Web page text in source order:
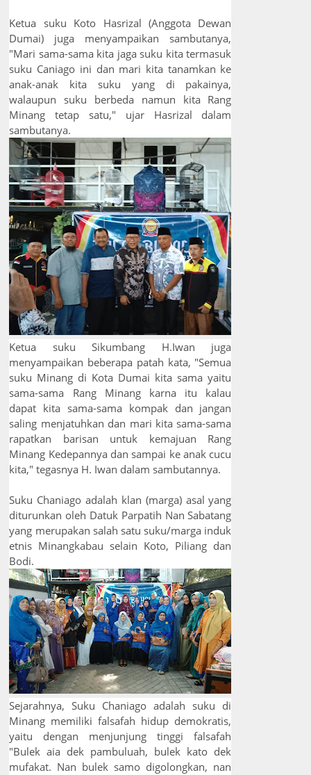
Ketua suku Koto Hasrizal (Anggota Dewan
Dumai) juga menyampaikan sambutanya,
"Mari sama-sama kita jaga suku kita termasuk
suku Caniago ini dan mari kita tanamkan ke
anak-anak kita suku yang di pakainya,
walaupun suku berbeda namun kita Rang
Minang tetap satu," ujar Hasrizal dalam
sambutanya.
Ketua suku Sikumbang H.Iwan juga
menyampaikan beberapa patah kata, "Semua
suku Minang di Kota Dumai kita sama yaitu
sama-sama Rang Minang karna itu kalau
dapat kita sama-sama kompak dan jangan
saling menjatuhkan dan mari kita sama-sama
rapatkan barisan untuk kemajuan Rang
Minang Kedepannya dan sampai ke anak cucu
kita," tegasnya H. Iwan dalam sambutannya.
Suku Chaniago adalah klan (marga) asal yang
diturunkan oleh Datuk Parpatih Nan Sabatang
yang merupakan salah satu suku/marga induk
etnis Minangkabau selain Koto, Piliang dan
Bodi.
Sejarahnya, Suku Chaniago adalah suku di
Minang memiliki falsafah hidup demokratis,
yaitu dengan menjunjung tinggi falsafah
"Bulek aia dek pambuluah, bulek kato dek
mufakat. Nan bulek samo digolongkan, nan